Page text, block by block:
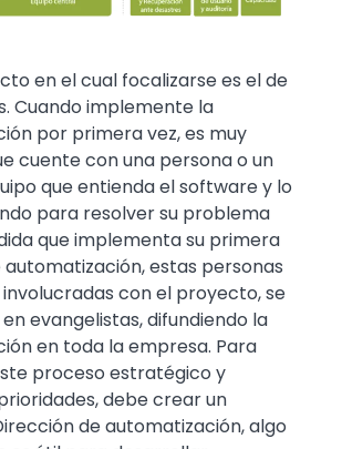
en el cual focalizarse es el de
Cuando implemente la
por primera vez, es muy
cuente con una persona o un
que entienda el software y lo
para resolver su problema
que implementa su primera
estas personas
con el proyecto, se
evangelistas, difundiendo la
en toda la empresa. Para
proceso estratégico y
debe crear un
de automatización, algo